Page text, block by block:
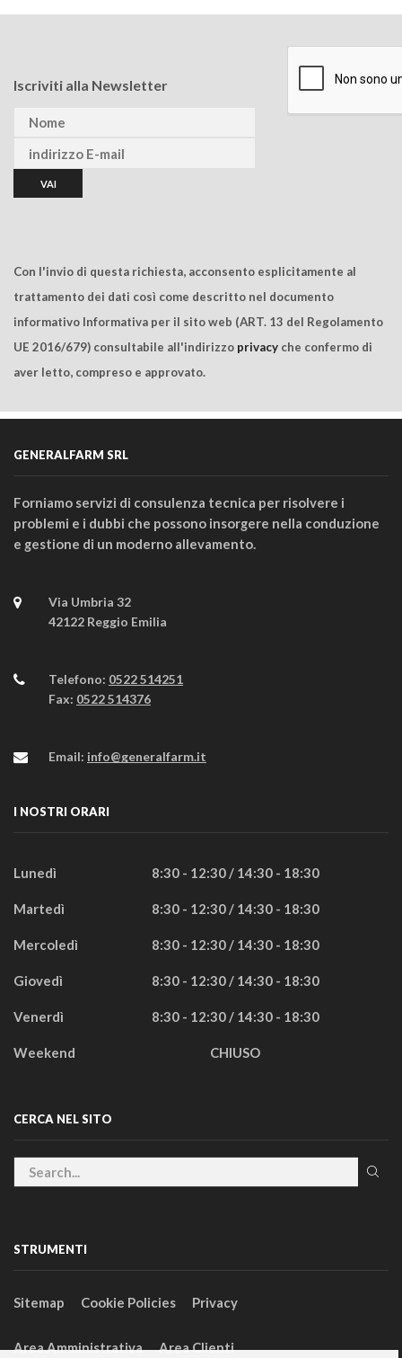
Iscriviti alla Newsletter
Con l'invio di questa richiesta, acconsento esplicitamente al
trattamento dei dati così come descritto nel documento
informativo Informativa per il sito web (ART. 13 del Regolamento
UE 2016/679) consultabile all'indirizzo privacy che confermo di
aver letto, compreso e approvato.
GENERALFARM SRL
Forniamo servizi di consulenza tecnica per risolvere i
problemi e i dubbi che possono insorgere nella conduzione
e gestione di un moderno allevamento.
Via Umbria 32
42122 Reggio Emilia
Telefono: 0522 514251
Fax: 0522 514376
Email: info@generalfarm.it
I NOSTRI ORARI
Lunedì 8:30 - 12:30 / 14:30 - 18:30
Martedì 8:30 - 12:30 / 14:30 - 18:30
Mercoledì 8:30 - 12:30 / 14:30 - 18:30
Giovedì 8:30 - 12:30 / 14:30 - 18:30
Venerdì 8:30 - 12:30 / 14:30 - 18:30
Weekend CHIUSO
CERCA NEL SITO
STRUMENTI
Sitemap Cookie Policies Privacy
Area Amministrativa Area Clienti